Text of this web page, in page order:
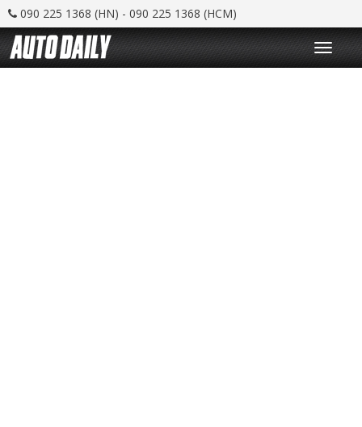
090 225 1368 (HN) - 090 225 1368 (HCM)
T
o
g